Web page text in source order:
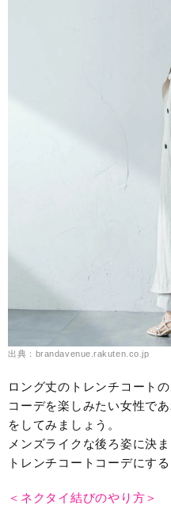
出典：brandavenue.rakuten.co.jp
ロング丈のトレンチコート
コーデを楽しみたい女性で
をしてみましょう。
メンズライクな後ろ姿に決
トレンチコートコーデにす
＜ネクタイ結びのやり方＞